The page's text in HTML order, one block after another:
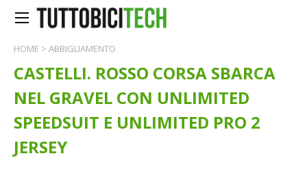
HOME > ABBIGLIAMENTO
CASTELLI. ROSSO CORSA SBARCA
NEL GRAVEL CON UNLIMITED
SPEEDSUIT E UNLIMITED PRO 2
JERSEY